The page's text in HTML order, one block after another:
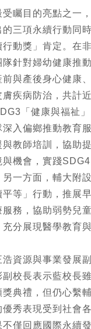
受矚目的亮點之一
的三項永續行動同
行動獎」肯定。在
隊針對婦幼健康推
與產後身心健康
膚疾病防治，共計
「健康與福祉
入偏鄉推動教育
與教師培訓，協助
與機會，實踐
另一方面，輔大附
平等」行動，推展
服務，協助弱勢兒
分展現醫學教育
浩資源與事業發展
副校長表示藍校長
獎典禮，但仍心繫
秀表現受到社會
僅回應國際永續